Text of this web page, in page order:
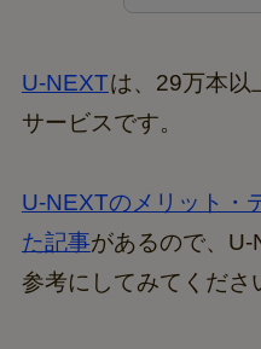
U-NEXTは、29万本以
サービスです。
U-NEXTのメリット・
た記事があるので、U-
参考にしてみてくださ